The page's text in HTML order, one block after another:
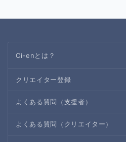
Ci-enとは？
クリエイター登録
よくある質問（支援者）
よくある質問（クリエイター）